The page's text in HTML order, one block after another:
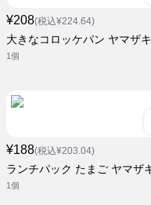
¥208(税込¥224.64)
大きなコロッケパン ヤマザキ
1個
¥188(税込¥203.04)
ランチパック たまご ヤマザ
1個